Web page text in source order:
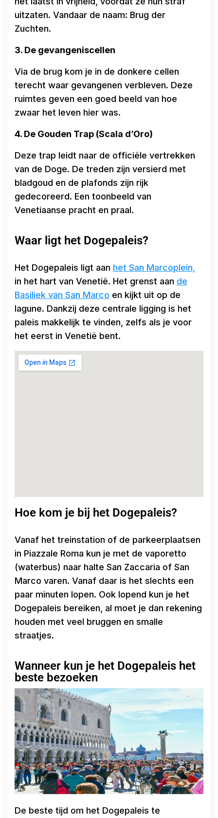
uitzaten. Vandaar de naam: Brug der
Zuchten.
3. De gevangeniscellen
Via de brug kom je in de donkere cellen
terecht waar gevangenen verbleven. Deze
ruimtes geven een goed beeld van hoe
zwaar het leven hier was.
4. De Gouden Trap (Scala d’Oro)
Deze trap leidt naar de officiële vertrekken
van de Doge. De treden zijn versierd met
bladgoud en de plafonds zijn rijk
gedecoreerd. Een toonbeeld van
Venetiaanse pracht en praal.
Waar ligt het Dogepaleis?
Het Dogepaleis ligt aan het San Marcoplein,
in het hart van Venetië. Het grenst aan de
Basiliek van San Marco en kijkt uit op de
lagune. Dankzij deze centrale ligging is het
paleis makkelijk te vinden, zelfs als je voor
het eerst in Venetië bent.
Hoe kom je bij het Dogepaleis?
Vanaf het treinstation of de parkeerplaatsen
in Piazzale Roma kun je met de vaporetto
(waterbus) naar halte San Zaccaria of San
Marco varen. Vanaf daar is het slechts een
paar minuten lopen. Ook lopend kun je het
Dogepaleis bereiken, al moet je dan rekening
houden met veel bruggen en smalle
straatjes.
Wanneer kun je het Dogepaleis het
beste bezoeken
De beste tijd om het Dogepaleis te